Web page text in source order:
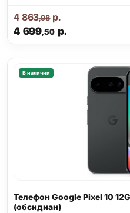
4 699,50 р.
4 863,98р.
В наличии
Телефон Google Pixel 10
(обсидиан)